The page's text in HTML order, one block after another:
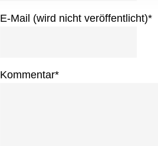
E-Mail (wird nicht veröffentlicht)*
Kommentar*